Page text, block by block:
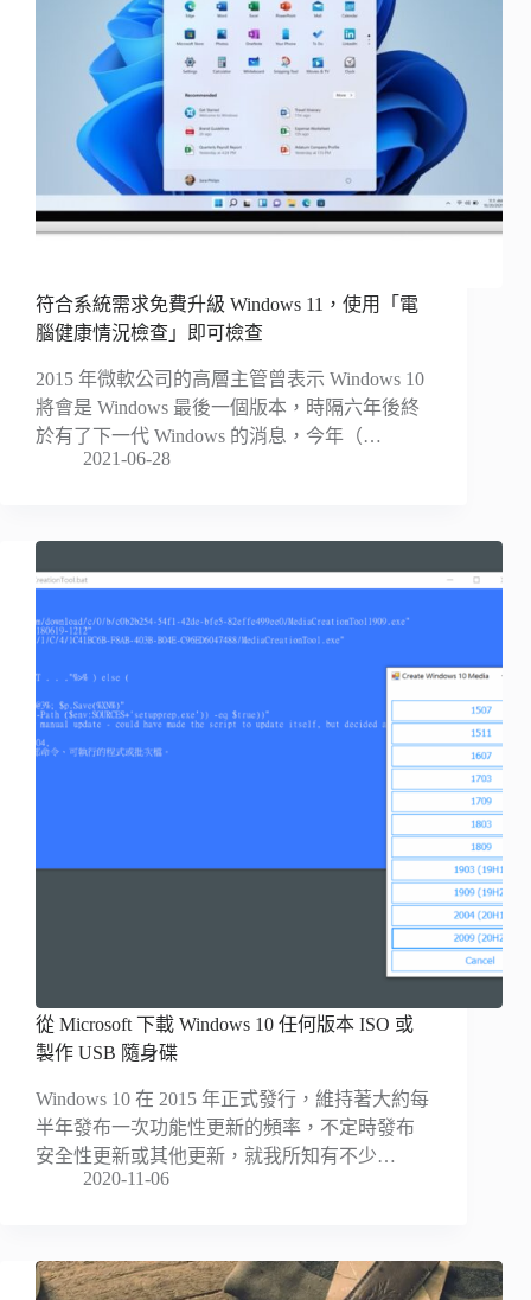
符合系統需求免費升級 Windows 11，使用「電
腦健康情況檢查」即可檢查
2015 年微軟公司的高層主管曾表示 Windows 10
將會是 Windows 最後一個版本，時隔六年後終
於有了下一代 Windows 的消息，今年（…
2021-06-28
從 Microsoft 下載 Windows 10 任何版本 ISO 或
製作 USB 隨身碟
Windows 10 在 2015 年正式發行，維持著大約每
半年發布一次功能性更新的頻率，不定時發布
安全性更新或其他更新，就我所知有不少…
2020-11-06